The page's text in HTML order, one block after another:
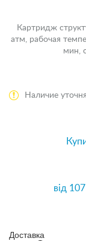
Картридж
атм, рабочая
мин,
Наличие
від 107
Доставка